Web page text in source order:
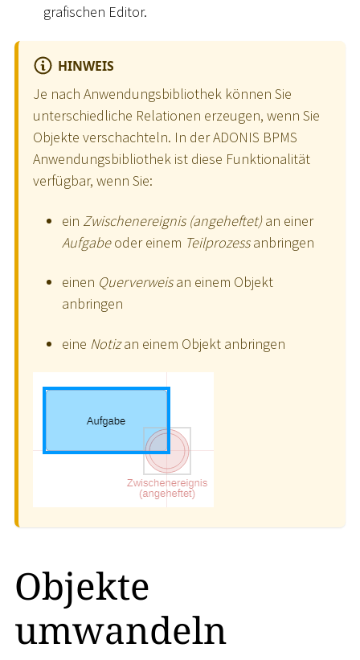
grafischen Editor.
HINWEIS
Je nach Anwendungsbibliothek können Sie
unterschiedliche Relationen erzeugen, wenn Sie
Objekte verschachteln. In der ADONIS BPMS
Anwendungsbibliothek ist diese Funktionalität
verfügbar, wenn Sie:
ein Zwischenereignis (angeheftet)an einer
Aufgabeoder einem Teilprozessanbringen
einen Querverweisan einem Objekt
anbringen
eine Notizan einem Objekt anbringen
Objekte
umwandeln